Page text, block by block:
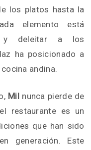
los platos hasta la
elemento está
y deleitar a los
ha posicionado a
andina.
Mil nunca pierde de
restaurante es un
que han sido
generación. Este